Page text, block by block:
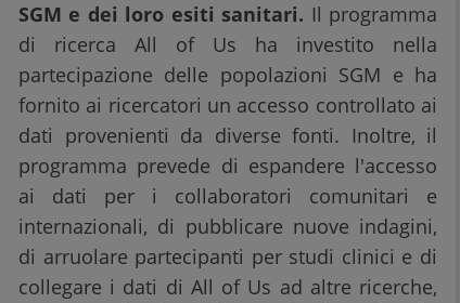
SGM e dei loro esiti sanitari. Il programma
di ricerca All of Us ha investito nella
partecipazione delle popolazioni SGM e ha
fornito ai ricercatori un accesso controllato ai
dati provenienti da diverse fonti. Inoltre, il
programma prevede di espandere l'accesso
ai dati per i collaboratori comunitari e
internazionali, di pubblicare nuove indagini,
di arruolare partecipanti per studi clinici e di
collegare i dati di All of Us ad altre ricerche,